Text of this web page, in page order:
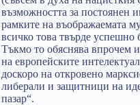
възможността за постоянен
рамките на въображаемата
всичко това твърде успешно
Тъкмо то обяснява впрочем
на европейските
доскоро на откровено
либерали и защитници на
пазар“.